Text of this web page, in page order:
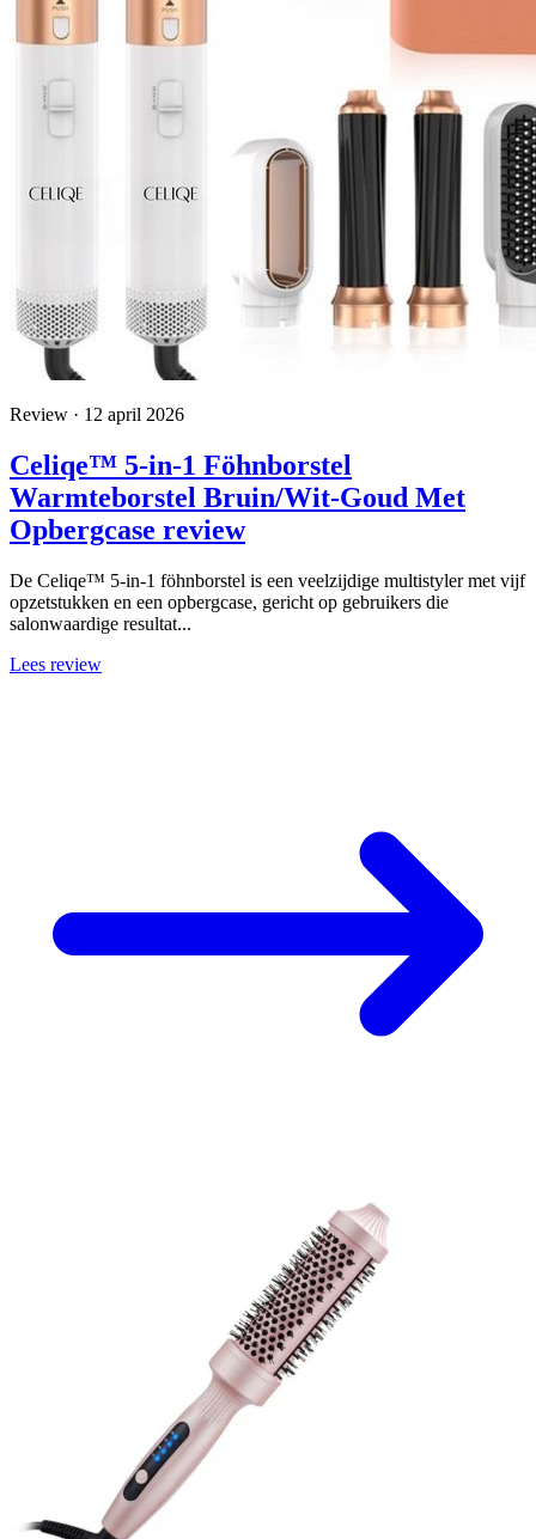
Review · 12 april 2026
Celiqe™ 5-in-1 Föhnborstel
Warmteborstel Bruin/Wit-Goud Met
Opbergcase review
De Celiqe™ 5-in-1 föhnborstel is een veelzijdige multistyler met vijf
opzetstukken en een opbergcase, gericht op gebruikers die
salonwaardige resultat...
Lees review